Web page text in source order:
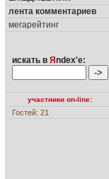
лента комментариев
мегарейтинг
искать в Я ndex'е:
участники on-line:
Гостей: 21